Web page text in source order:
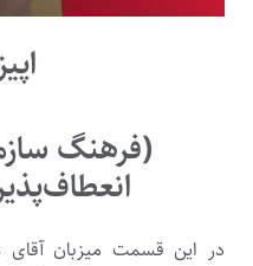
(فرهنگ
در این قسمت میزبان آقای